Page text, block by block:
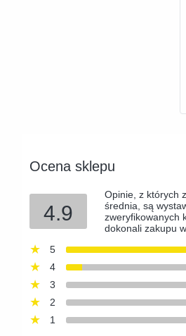
Ocena sklepu
4.9
Opinie, z których
średnia, są
zweryfikowanych
dokonali zakupu
5
4
3
2
1